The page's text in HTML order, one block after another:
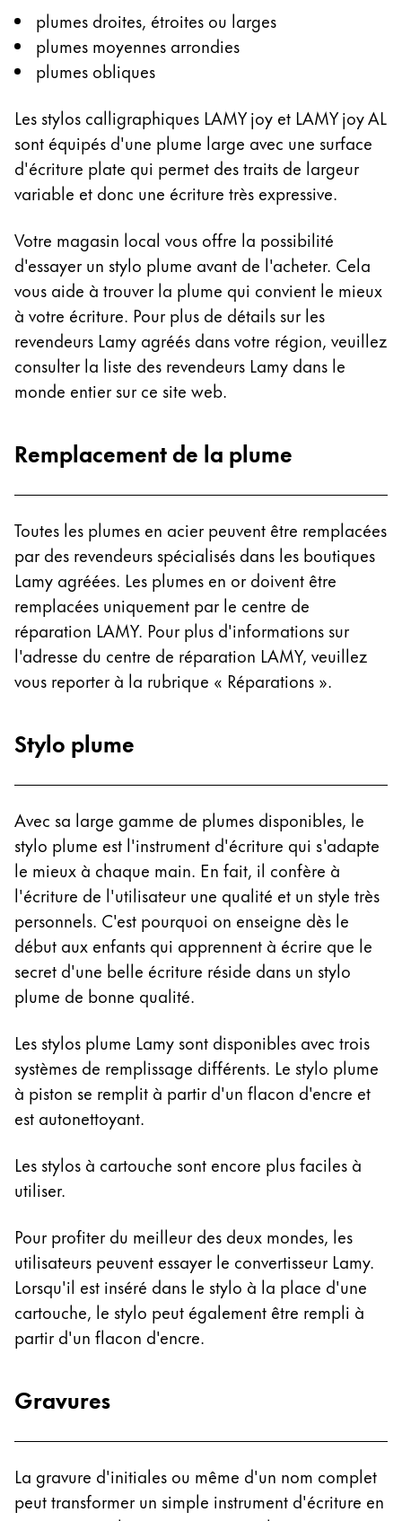
Qualité
Design
Responsabilité
Esprit pionnier
Carrière
À propos de votre commande
Global
La région « Global » couvre les pays où Lamy
Europe
Cette région répertorie les pays et les langues
Greece
Ελληνικά
polski
Romania
română
Sweden
svenska
Türkiye
Türkçe
Amérique centrale & Caraïbes
Cette région répertorie les pays et les langues
Amérique du Sud
Brazil
português
Chile
español
Mexico
español
Afrique
Cette région répertorie les pays et les langues
South Africa
English
Asie-Pacifique
Cette région répertorie les pays et les langues
Australia
China
中文
South Korea
한국어
New Zealand
English
Philippines
Singapore
English
Taiwan
中文
Créer un compte
Créer un compte
plumes droites, étroites ou larges
plumes moyennes arrondies
plumes obliques
Les stylos calligraphiques LAMY joy et LAMY joy AL
sont équipés d'une plume large avec une surface
d'écriture plate qui permet des traits de largeur
variable et donc une écriture très expressive.
Votre magasin local vous offre la possibilité
d'essayer un stylo plume avant de l'acheter. Cela
vous aide à trouver la plume qui convient le mieux
à votre écriture. Pour plus de détails sur les
revendeurs Lamy agréés dans votre région, veuillez
consulter la liste des revendeurs Lamy dans le
monde entier sur ce site web.
Remplacement de la plume
Toutes les plumes en acier peuvent être remplacées
par des revendeurs spécialisés dans les boutiques
Lamy agréées. Les plumes en or doivent être
remplacées uniquement par le centre de
réparation LAMY. Pour plus d'informations sur
l'adresse du centre de réparation LAMY, veuillez
vous reporter à la rubrique « Réparations ».
Stylo plume
Avec sa large gamme de plumes disponibles, le
stylo plume est l'instrument d'écriture qui s'adapte
le mieux à chaque main. En fait, il confère à
l'écriture de l'utilisateur une qualité et un style très
personnels. C'est pourquoi on enseigne dès le
début aux enfants qui apprennent à écrire que le
secret d'une belle écriture réside dans un stylo
plume de bonne qualité.
Les stylos plume Lamy sont disponibles avec trois
systèmes de remplissage différents. Le stylo plume
à piston se remplit à partir d'un flacon d'encre et
est autonettoyant.
Les stylos à cartouche sont encore plus faciles à
utiliser.
Pour profiter du meilleur des deux mondes, les
utilisateurs peuvent essayer le convertisseur Lamy.
Lorsqu'il est inséré dans le stylo à la place d'une
cartouche, le stylo peut également être rempli à
partir d'un flacon d'encre.
Gravures
La gravure d'initiales ou même d'un nom complet
peut transformer un simple instrument d'écriture en